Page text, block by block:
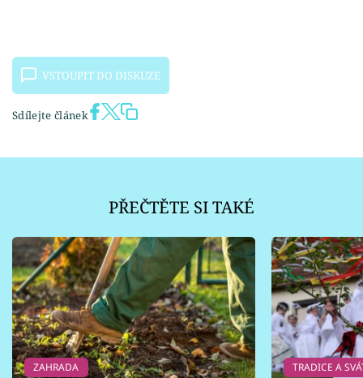
VSTOUPIT DO DISKUZE
Sdílejte článek
PŘEČTĚTE SI TAKÉ
ZAHRADA TRADICE A